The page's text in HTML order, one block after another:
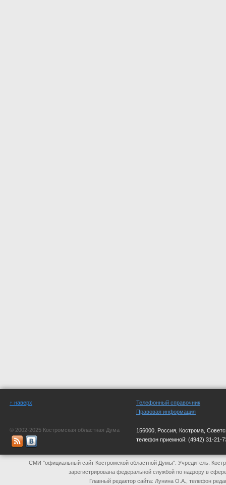
↑ наверх
© 2002-2025 Костромская областная Дума
Телефонный справочник
Правовая информация
156000, Россия, Кострома,
телефон приемной: (4942) 31-21-
СМИ "официальный сайт Костромской областной Думы". Учредитель:
зарегистрирована федеральной службой по надзору в
Главный редактор сайта: Лунина О.А., телефон